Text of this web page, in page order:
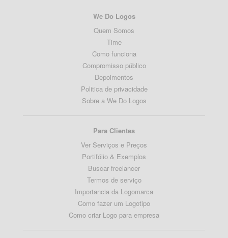
We Do Logos
Quem Somos
Time
Como funciona
Compromisso público
Depoimentos
Politica de privacidade
Sobre a We Do Logos
Para Clientes
Ver Serviços e Preços
Portifólio & Exemplos
Buscar freelancer
Termos de serviço
Importancia da Logomarca
Como fazer um Logotipo
Como criar Logo para empresa